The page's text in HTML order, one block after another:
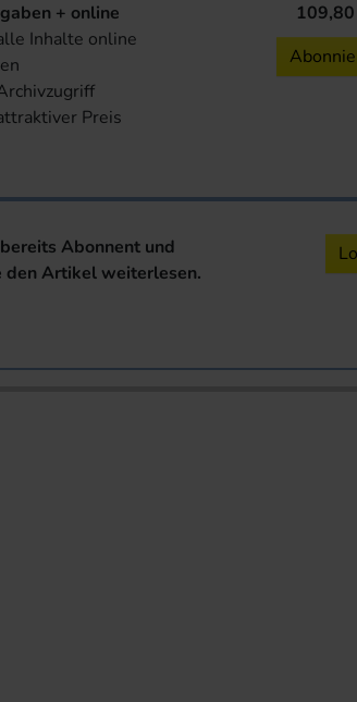
+ online
Inhalte online
Preis
109,80
Abonnent und
den Artikel weiterlesen.